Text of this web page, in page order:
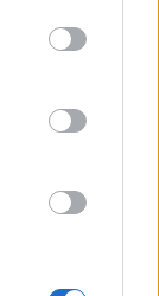
may click to
tags to
Google
di sci,
le terre